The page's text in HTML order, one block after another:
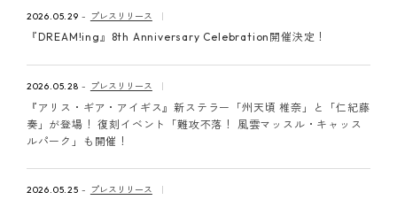
2026.05.29 プレスリリース
『DREAM!ing』8th Anniversary Celebration開催決定！
2026.05.28 プレスリリース
『アリス・ギア・アイギス』新ステラー「州天頃 椎奈」と「仁紀藤
奏」が登場！ 復刻イベント「難攻不落！ 風雲マッスル・キャッス
ルパーク」も開催！
2026.05.25 プレスリリース